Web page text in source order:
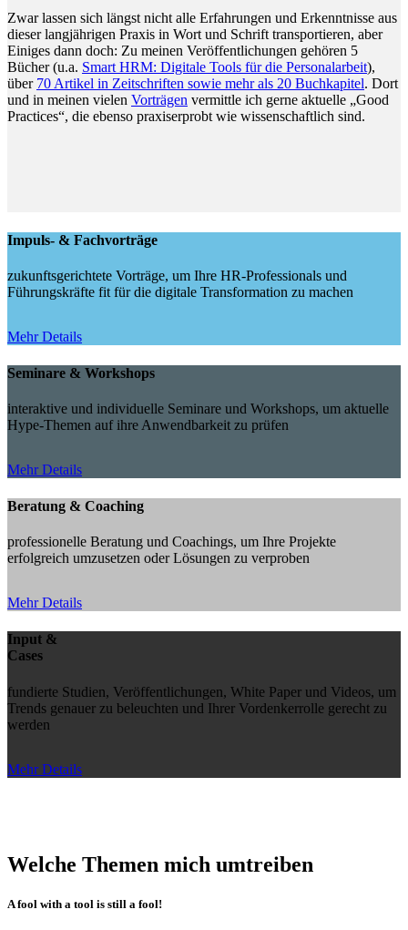
Zwar lassen sich längst nicht alle Erfahrungen und Erkenntnisse aus
dieser langjährigen Praxis in Wort und Schrift transportieren, aber
Einiges dann doch: Zu meinen Veröffentlichungen gehören 5
Bücher (u.a. Smart HRM: Digitale Tools für die Personalarbeit),
über 70 Artikel in Zeitschriften sowie mehr als 20 Buchkapitel. Dort
und in meinen vielen Vorträgen vermittle ich gerne aktuelle „Good
Practices“, die ebenso praxiserprobt wie wissenschaftlich sind.
Impuls- & Fachvorträge
zukunftsgerichtete Vorträge, um Ihre HR-Professionals und
Führungskräfte fit für die digitale Transformation zu machen
Mehr Details
Seminare & Workshops
interaktive und individuelle Seminare und Workshops, um aktuelle
Hype-Themen auf ihre Anwendbarkeit zu prüfen
Mehr Details
Beratung & Coaching
professionelle Beratung und Coachings, um Ihre Projekte
erfolgreich umzusetzen oder Lösungen zu verproben
Mehr Details
Input &
Cases
fundierte Studien, Veröffentlichungen, White Paper und Videos, um
Trends genauer zu beleuchten und Ihrer Vordenkerrolle gerecht zu
werden
Mehr Details
Welche Themen mich umtreiben
A fool with a tool is still a fool!